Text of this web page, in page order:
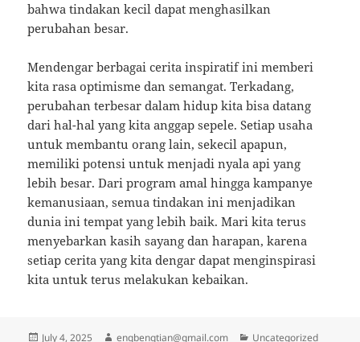
bahwa tindakan kecil dapat menghasilkan
perubahan besar.
Mendengar berbagai cerita inspiratif ini memberi
kita rasa optimisme dan semangat. Terkadang,
perubahan terbesar dalam hidup kita bisa datang
dari hal-hal yang kita anggap sepele. Setiap usaha
untuk membantu orang lain, sekecil apapun,
memiliki potensi untuk menjadi nyala api yang
lebih besar. Dari program amal hingga kampanye
kemanusiaan, semua tindakan ini menjadikan
dunia ini tempat yang lebih baik. Mari kita terus
menyebarkan kasih sayang dan harapan, karena
setiap cerita yang kita dengar dapat menginspirasi
kita untuk terus melakukan kebaikan.
Posted
July 4, 2025 Author
engbengtian@gmail.com Categories
Uncategorized